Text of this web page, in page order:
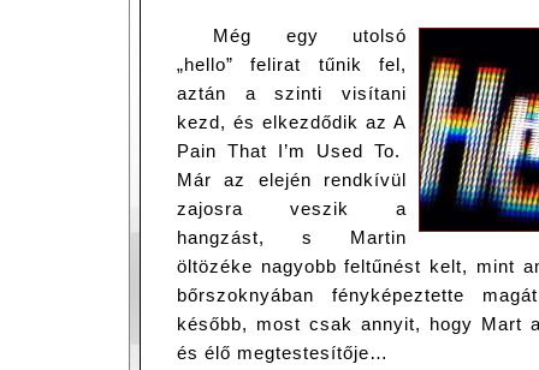
Még egy utolsó
„hello” felirat tűnik fel,
aztán a szinti visítani
kezd, és elkezdődik az A
Pain That I’m Used To.
Már az elején rendkívül
zajosra veszik a
hangzást, s Martin
öltözéke nagyobb feltűnést kelt, mint
bőrszoknyában fényképeztette
később, most csak annyit, hogy Mart
és élő megtestesítője…